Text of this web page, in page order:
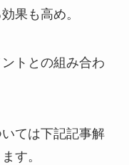
果も高め。
トとの組み合わ
ては下記記事解
す。